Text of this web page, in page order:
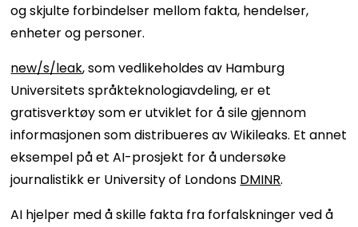
og skjulte forbindelser mellom fakta, hendelser,
enheter og personer.
new/s/leak, som vedlikeholdes av Hamburg
Universitets språkteknologiavdeling, er et
gratisverktøy som er utviklet for å sile gjennom
informasjonen som distribueres av Wikileaks. Et annet
eksempel på et AI-prosjekt for å undersøke
journalistikk er University of Londons DMINR.
AI hjelper med å skille fakta fra forfalskninger ved å